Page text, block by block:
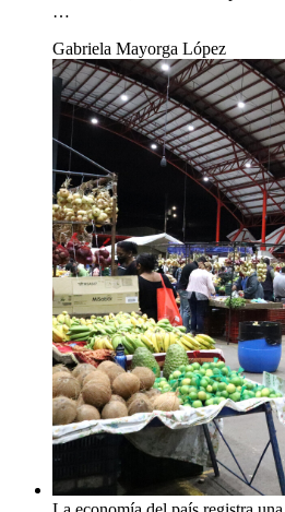
…
Gabriela Mayorga López